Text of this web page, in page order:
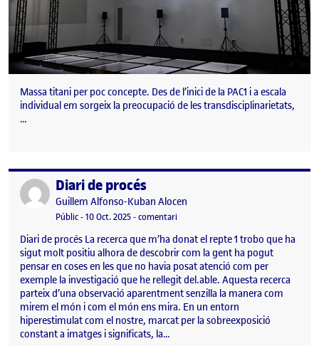
Massa titani per poc concepte. Des de l’inici de la PAC1 i a escala
individual em sorgeix la preocupació de les transdisciplinarietats,
…
Publicat perDiari de procés
Publicat per
Guillem Alfonso-Kuban Alocen
Visibilitat:
Públic-Data de publicació
10 Oct. 202510 octubre, 2025 5:01 am
-comentariel Diari de procés
Diari de procés La recerca que m’ha donat el repte 1 trobo que ha
sigut molt positiu alhora de descobrir com la gent ha pogut
pensar en coses en les que no havia posat atenció com per
exemple la investigació que he rellegit del.able. Aquesta recerca
parteix d’una observació aparentment senzilla la manera com
mirem el món i com el món ens mira. En un entorn
hiperestimulat com el nostre, marcat per la sobreexposició
constant a imatges i significats, la…